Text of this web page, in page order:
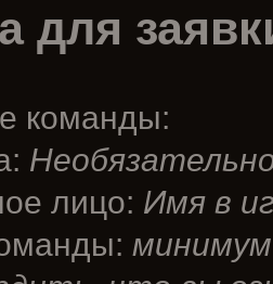
для
команды:
лицо: Имя в
минимум